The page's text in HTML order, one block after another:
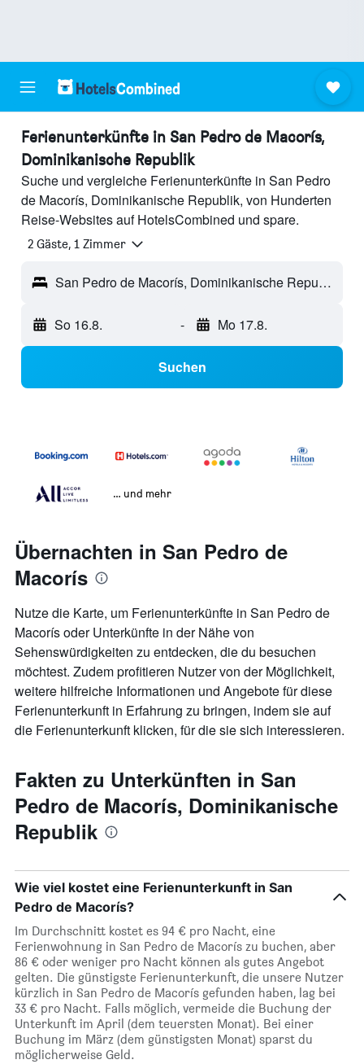
Ferienunterkünfte in San Pedro de Macorís,
Dominikanische Republik
Suche und vergleiche Ferienunterkünfte in San Pedro
de Macorís, Dominikanische Republik, von Hunderten
Reise-Websites auf HotelsCombined und spare.
2 Gäste, 1 Zimmer
San Pedro de Macorís, Dominikanische Republik
So 16.8. - Mo 17.8.
Suchen
… und mehr
Übernachten in San Pedro de
Macorís
Nutze die Karte, um Ferienunterkünfte in San Pedro de
Macorís oder Unterkünfte in der Nähe von
Sehenswürdigkeiten zu entdecken, die du besuchen
möchtest. Zudem profitieren Nutzer von der Möglichkeit,
weitere hilfreiche Informationen und Angebote für diese
Ferienunterkunft in Erfahrung zu bringen, indem sie auf
die Ferienunterkunft klicken, für die sie sich interessieren.
Fakten zu Unterkünften in San
Pedro de Macorís, Dominikanische
Republik
Wie viel kostet eine Ferienunterkunft in San
Pedro de Macorís?
Im Durchschnitt kostet es 94 € pro Nacht, eine
Ferienwohnung in San Pedro de Macorís zu buchen, aber
86 € oder weniger pro Nacht können als gutes Angebot
gelten. Die günstigste Ferienunterkunft, die unsere Nutzer
kürzlich in San Pedro de Macorís gefunden haben, lag bei
33 € pro Nacht. Falls möglich, vermeide die Buchung der
Unterkunft im April (dem teuersten Monat). Bei einer
Buchung im März (dem günstigsten Monat) sparst du
möglicherweise Geld.